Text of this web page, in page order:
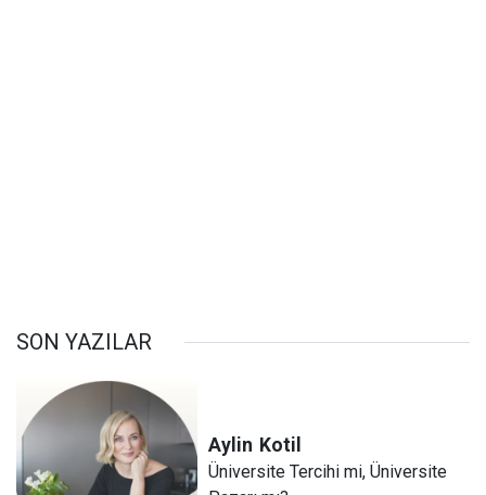
SON YAZILAR
Aylin Kotil
Üniversite Tercihi mi, Üniversite